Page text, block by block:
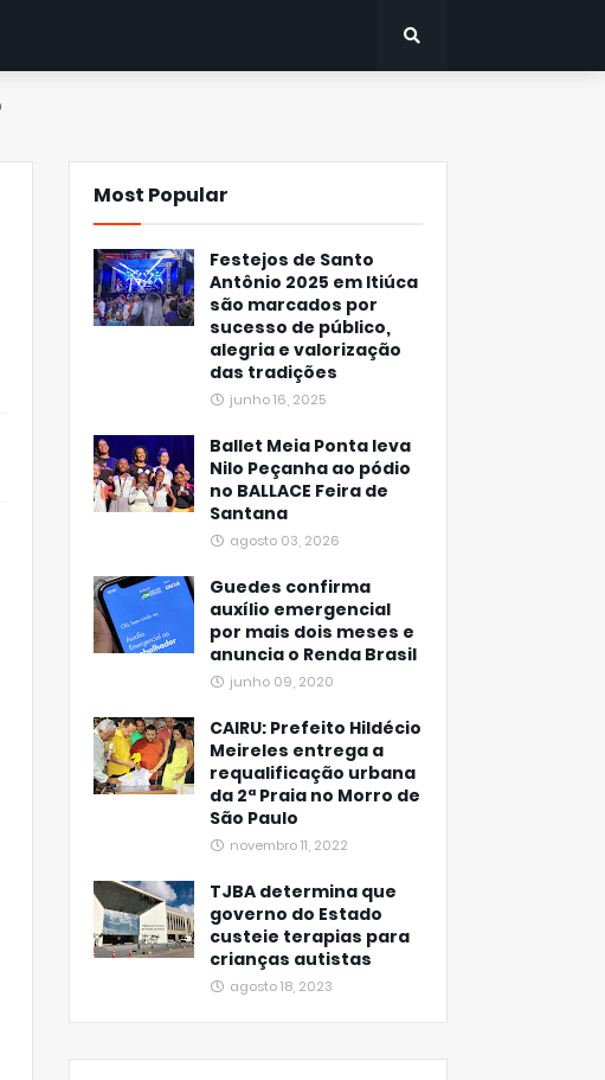
Most Popular
Festejos de Santo
Antônio 2025 em Itiúca
são marcados por
sucesso de público,
alegria e valorização
das tradições
junho 16, 2025
Ballet Meia Ponta leva
Nilo Peçanha ao pódio
no BALLACE Feira de
Santana
agosto 03, 2026
Guedes confirma
auxílio emergencial
por mais dois meses e
anuncia o Renda Brasil
junho 09, 2020
CAIRU: Prefeito Hildécio
Meireles entrega a
requalificação urbana
da 2ª Praia no Morro de
São Paulo
novembro 11, 2022
TJBA determina que
governo do Estado
custeie terapias para
crianças autistas
agosto 18, 2023